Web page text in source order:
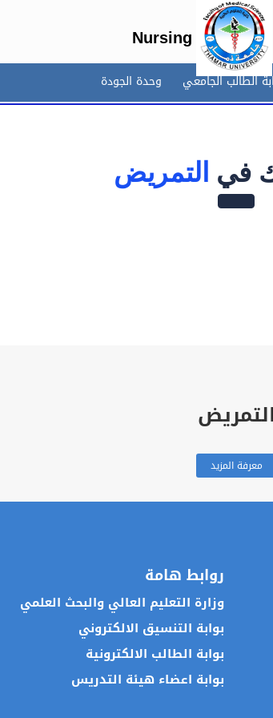
Nursing
الطالب الجامعي وحدة الجودة
في التمريض
التمريض
معرفة المزيد
روابط هامة
وزارة التعليم العالي والبحث العلمي
بوابة التنسيق الالكتروني
بوابة الطالب الالكترونية
بوابة اعضاء هيئة التدريس